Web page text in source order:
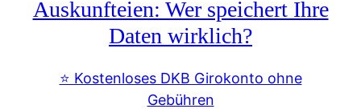
Auskunfteien: Wer speichert Ihre
Daten wirklich?
⭐️ Kostenloses DKB Girokonto ohne
Gebühren